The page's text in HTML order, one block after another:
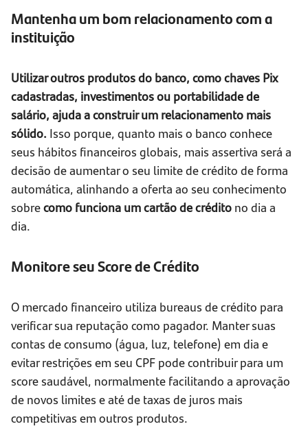
Mantenha um bom relacionamento com a
instituição
Utilizar outros produtos do banco, como chaves Pix
cadastradas, investimentos ou portabilidade de
salário, ajuda a construir um relacionamento mais
sólido. Isso porque, quanto mais o banco conhece
seus hábitos financeiros globais, mais assertiva será a
decisão de aumentar o seu limite de crédito de forma
automática, alinhando a oferta ao seu conhecimento
sobrecomo funciona um cartão de crédito no dia a
dia.
Monitore seu Score de Crédito
O mercado financeiro utiliza bureaus de crédito para
verificar sua reputação como pagador. Manter suas
contas de consumo (água, luz, telefone) em dia e
evitar restrições em seu CPF pode contribuir para um
score saudável, normalmente facilitando a aprovação
de novos limites e até de taxas de juros mais
competitivas em outros produtos.